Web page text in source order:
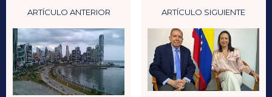
ARTÍCULO ANTERIOR ARTÍCULO SIGUIENTE